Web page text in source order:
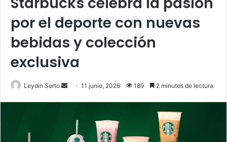
por el deporte con nuevas
bebidas y colección
exclusiva
Leydin Sorto
Send11 junio, 2026 189 2 minutos de lectura